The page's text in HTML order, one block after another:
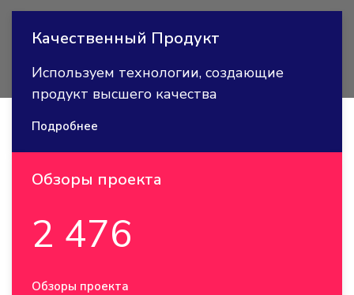
Качественный Продукт
Используем технологии, создающие
продукт высшего качества
Подробнее
Обзоры проекта
2 476
Обзоры проекта